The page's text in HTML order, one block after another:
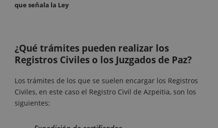
que señala la Ley
¿Qué trámites pueden realizar los
Registros Civiles o los Juzgados de Paz?
Los trámites de los que se suelen encargar los Registros
Civiles, en este caso el Registro Civil de Azpeitia, son los
siguientes: